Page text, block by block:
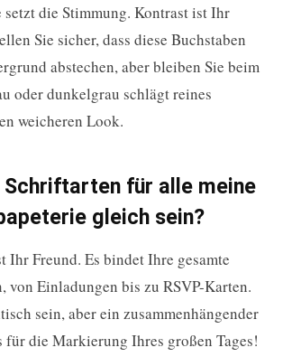
die Stimmung. Kontrast ist Ihr
Sie sicher, dass diese Buchstaben
abstechen, aber bleiben Sie beim
oder dunkelgrau schlägt reines
weicheren Look.
Schriftarten für alle meine
gleich sein?
Ihr Freund. Es bindet Ihre gesamte
von Einladungen bis zu RSVP-Karten.
sein, aber ein zusammenhängender
für die Markierung Ihres großen Tages!